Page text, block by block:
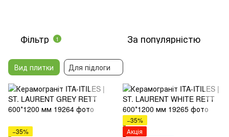
Фільтр 1 За популярністю
Вид плитки Для підлоги
−35%
−35%
Акція